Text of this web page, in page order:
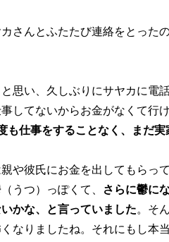
さんとふたたび連絡をとった
と思い、久しぶりにサヤカに
してないからお金がなくて行
も仕事をすることなく、まだ
や彼氏にお金を出してもらっ
うつ）っぽくて、
さらに鬱に
かな、と言っていました。そ
なりましたね。それにもし本